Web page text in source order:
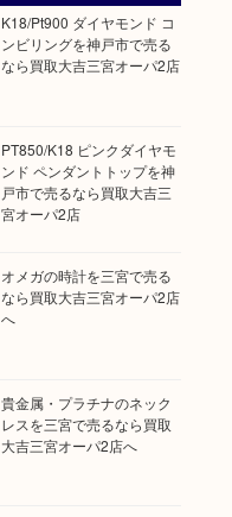
K18/Pt900 ダイヤモンド コ
ンビリングを神戸市で売る
なら買取大吉三宮オーパ2店
PT850/K18 ピンクダイヤモ
ンド ペンダントトップを神
戸市で売るなら買取大吉三
宮オーパ2店
オメガの時計を三宮で売る
なら買取大吉三宮オーパ2店
へ
貴金属・プラチナのネック
レスを三宮で売るなら買取
大吉三宮オーパ2店へ